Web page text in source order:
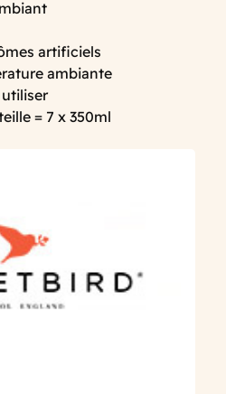
artificiels
ambiante
utiliser
= 7 x 350ml